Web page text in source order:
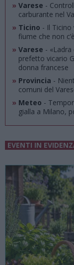
» Varese -
carburante nel
» Ticino - Il Ticino
fiume che non
» Varese -
prefetto vicario
donna francese
» Provincia -
comuni del
» Meteo -
gialla a Milano,
EVENTI IN